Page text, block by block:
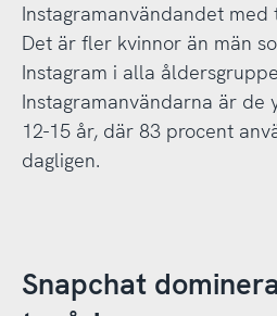
Instagramanvändandet
Det är fler kvinnor än män
Instagram i alla
Instagramanvändarna är de
12-15 år, där 83 procent
dagligen.
Snapchat